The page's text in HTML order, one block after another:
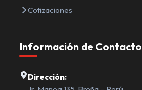
Cotizaciones
Información de Contacto
Dirección: